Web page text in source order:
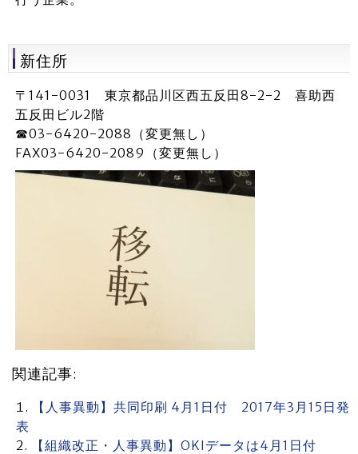
新住所
〒141-0031 東京都品川区西五反田8-2-2 喜助西
五反田ビル2階
☎03-6420-2088（変更無し）
FAX03-6420-2089（変更無し）
関連記事:
【人事異動】共同印刷 4月1日付 2017年3月15日発
表
【組織改正・人事異動】OKIデータは4月1日付